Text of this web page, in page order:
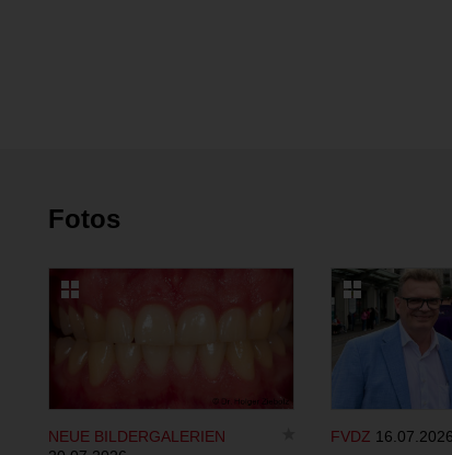
Fotos
NEUE BILDERGALERIEN
FVDZ 16.07.2026